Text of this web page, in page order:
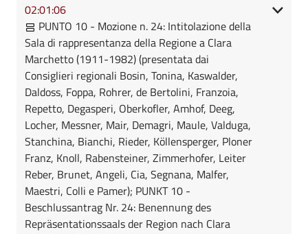
02:01:06
PUNTO 10 - Mozione n. 24: Intitolazione della
Sala di rappresentanza della Regione a Clara
Marchetto (1911-1982) (presentata dai
Consiglieri regionali Bosin, Tonina, Kaswalder,
Daldoss, Foppa, Rohrer, de Bertolini, Franzoia,
Repetto, Degasperi, Oberkofler, Amhof, Deeg,
Locher, Messner, Mair, Demagri, Maule, Valduga,
Stanchina, Bianchi, Rieder, Köllensperger, Ploner
Franz, Knoll, Rabensteiner, Zimmerhofer, Leiter
Reber, Brunet, Angeli, Cia, Segnana, Malfer,
Maestri, Colli e Pamer); PUNKT 10 -
Beschlussantrag Nr. 24: Benennung des
Repräsentationssaals der Region nach Clara